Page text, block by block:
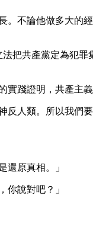
。不論他做多大的
把共產黨定為犯罪
踐證明，共產主義
反人類。所以我們
還原真相。」
你說對吧？」